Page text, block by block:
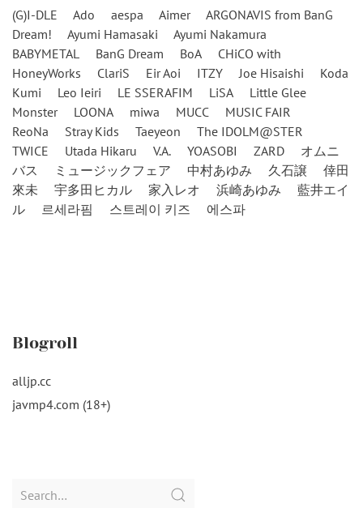
(G)I-DLE Ado aespa Aimer
ARGONAVIS from BanG
Dream!
Ayumi Hamasaki
Ayumi Nakamura
BABYMETAL
BanG Dream BoA
CHiCO with
HoneyWorks
ClariS Eir Aoi ITZY Joe Hisaishi
Koda
Kumi
Leo Ieiri LE SSERAFIM LiSA
Little Glee
Monster
LOONA miwa MUCC
MUSIC FAIR
ReoNa
Stray Kids Taeyeon
The IDOLM@STER
TWICE
Utada Hikaru V.A. YOASOBI ZARD
オムニ
バス
ミュージックフェア 中村あゆみ 久石譲
倖田
來未
宇多田ヒカル 家入レオ 浜崎あゆみ
藍井エイ
ル
르세라핌 스트레이 키즈 에스파
Blogroll
alljp.cc
javmp4.com (18+)
Search